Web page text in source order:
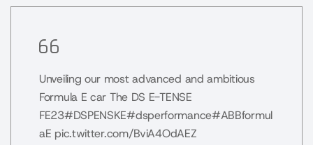
Unveiling our most advanced and ambitious
Formula E car The DS E-TENSE
FE23#DSPENSKE#dsperformance#ABBformul
aE pic.twitter.com/BviA4OdAEZ